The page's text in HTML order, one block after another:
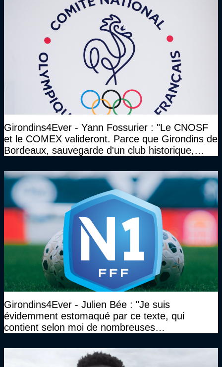
Girondins4Ever - Yann Fossurier : "Le CNOSF
et le COMEX valideront. Parce que Girondins de
Bordeaux, sauvegarde d'un club historique,
Girondins4Ever - Julien Bée : "Je suis
évidemment estomaqué par ce texte, qui
contient selon moi de nombreuses
plan juridique"